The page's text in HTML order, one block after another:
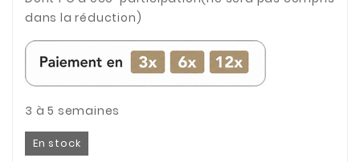
dans la réduction)
3 à 5 semaines
En stock